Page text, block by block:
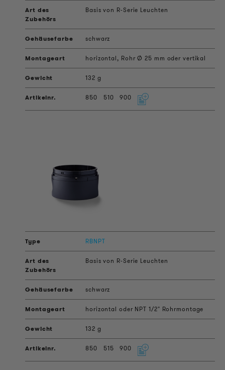
Basis von R-Serie Leuchten
schwarz
horizontal, Rohr Ø 25 mm oder vertikal
132 g
850 510 900
RBNPT
Basis von R-Serie Leuchten
schwarz
horizontal oder NPT 1/2" Rohrmontage
132 g
850 515 900